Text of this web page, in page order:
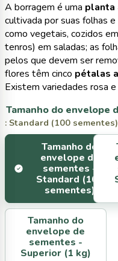
A borragem é uma planta
cultivada por suas folhas
como vegetais, cozidos
tenros) em saladas; as
pelos que devem ser
flores têm cinco pétalas
Existem variedades rosa e
Tamanho do envelope
: Standard (100 sementes)
Tamanho do
envelope de
sementes -
Standard (100
sementes)
Tamanho do
envelope de
sementes -
Superior (1 kg)